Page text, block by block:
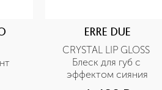
ERRE DUE
CRYSTAL LIP GLOSS
Блеск для губ с
эффектом сияния